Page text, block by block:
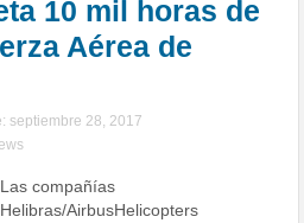
10 mil horas de
Aérea de
septiembre 28, 2017
Las compañías
Helibras/AirbusHelicopters